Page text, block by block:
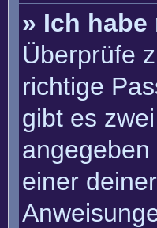
» Ich
Überprüfe
richtige
gibt es
einer